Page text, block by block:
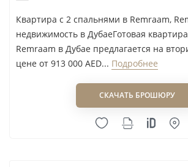
корпусами Remraam, но и с
Dubailand. Покупка по
предложения заметно сужает круг
Риски покупки:
состояние дома и
Квартира с 2 спальнями в Remraam,
недвижимость в ДубаеГотовая
Remraam в Дубае предлагается на
цене от 913 000 AED... Подробнее
СКАЧАТЬ БРОШЮРУ